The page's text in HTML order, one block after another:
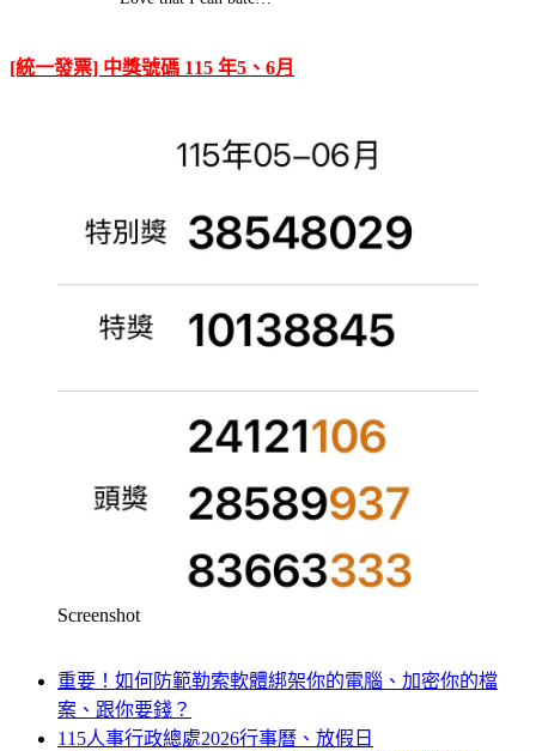
[統一發票] 中獎號碼 115 年5、6月
Screenshot
重要！如何防範勒索軟體綁架你的電腦、加密你的檔
案、跟你要錢？
115人事行政總處2026行事曆、放假日